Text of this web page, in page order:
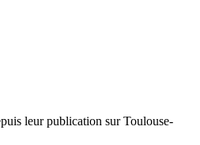
leur publication sur Toulouse-